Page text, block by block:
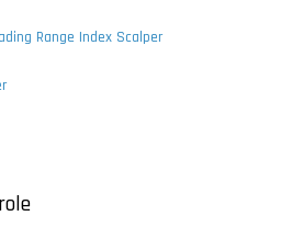
Range Index Scalper